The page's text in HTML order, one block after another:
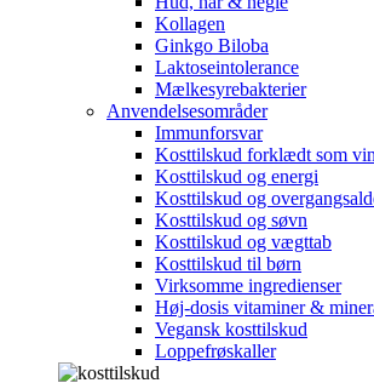
Kollagen
Ginkgo Biloba
Laktoseintolerance
Mælkesyrebakterier
Anvendelsesområder
Immunforsvar
Kosttilskud forklædt som
Kosttilskud og energi
Kosttilskud og
Kosttilskud og søvn
Kosttilskud og vægttab
Kosttilskud til børn
Virksomme ingredienser
Høj-dosis vitaminer &
Vegansk kosttilskud
Loppefrøskaller